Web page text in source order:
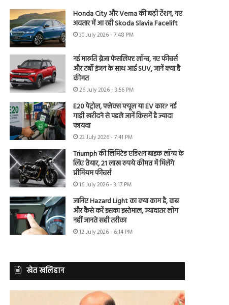
Honda City और Verna की बढ़ी टेंशन, नए
अवतार में आ रही Skoda Slavia Facelift
30 July 2026 - 7:48 PM
नई मारुति ब्रेजा फेसलिफ्ट लॉन्च, नए फीचर्स
और टर्बो इंजन के साथ आई SUV, जानें क्या है
कीमत
26 July 2026 - 3:56 PM
E20 पेट्रोल, फ्लेक्स फ्यूल या EV कार? नई
गाड़ी खरीदने से पहले जानें किसमें है ज्यादा
फायदा
23 July 2026 - 7:41 PM
Triumph की लिमिटेड एडिशन बाइक लॉन्च के
लिए तैयार, 21 लाख रुपये कीमत में मिलेंगे
प्रीमियम फीचर्स
16 July 2026 - 3:17 PM
जानिए Hazard Light का क्या काम है, कब
और कैसे करें इसका इस्तेमाल, ज्यादातर लोग
नहीं जानते सही तरीका
12 July 2026 - 6:14 PM
खेत खलिहान